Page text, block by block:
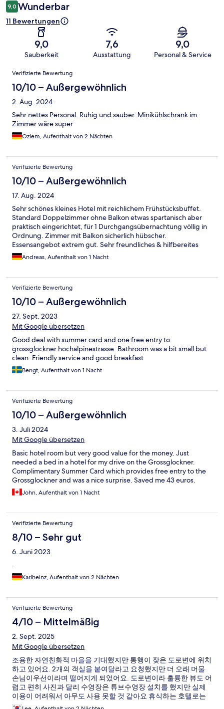
9,0 Wunderbar
11 Bewertungen
9,0
Sauberkeit
7,6
Ausstattung
9,0
Personal & Service
Bewertungen
Verifizierte Bewertung
10/10 – Außergewöhnlich
2. Aug. 2024
Sehr nettes Personal. Ruhig und sauber. Minikühlschrank im
Zimmer wäre super
Özlem, Aufenthalt von 2 Nächten
Verifizierte Bewertung
10/10 – Außergewöhnlich
17. Aug. 2024
Sehr schönes kleines Hotel mit reichlichem Frühstücksbuffet.
Standard Doppelzimmer ohne Balkon etwas spartanisch aber
praktisch eingerichtet, für 1 Durchgangsübernachtung völlig in
Ordnung. Zimmer mit Balkon sicherlich hübscher.
Essensangebot extrem gut. Sehr freundliches & hilfbereites
Personal. Hotel insgesamt schon zu empfehlen!
Andreas, Aufenthalt von 1 Nacht
Verifizierte Bewertung
10/10 – Außergewöhnlich
27. Sept. 2023
Mit Google übersetzen
Good deal with summer card and one free entry to
grossglockner hochalpinestrasse. Bathroom was a bit small but
clean. Friendly service and good breakfast
Bengt, Aufenthalt von 1 Nacht
Verifizierte Bewertung
10/10 – Außergewöhnlich
3. Juli 2024
Mit Google übersetzen
Basic hotel room but very good value for the money. Just
needed a bed in a hotel for my drive on the Grossglockner.
Complimentary Summer Card which provides free entry to the
Grossglockner and was a nice surprise. Saved me 43 euros.
John, Aufenthalt von 1 Nacht
Verifizierte Bewertung
8/10 – Sehr gut
6. Juni 2023
.
Karlheinz, Aufenthalt von 2 Nächten
Verifizierte Bewertung
4/10 – Mittelmäßig
2. Sept. 2025
Mit Google übersetzen
조용한 자연친화적 마을을 기대했지만 통행이 잦은 도로변에 위치
하고 있어요. 2개의 객실을 붙여달라고 요청했지만 더 오래 머물
손님이우선이라며 떨어지게 되었어요. 도로변이라 훌륭한 뷰도 어
렵고 편히 사진과 달리 수영장은 튜브수영장 설치를 했지만 실제
이용이 어려워서 아무도 사용 못할 것 같아요 휴식하는 호텔로는
별로고 지나가는 길에 하룻밤 머물러야 하는 호텔. 이틀밤을 묵은